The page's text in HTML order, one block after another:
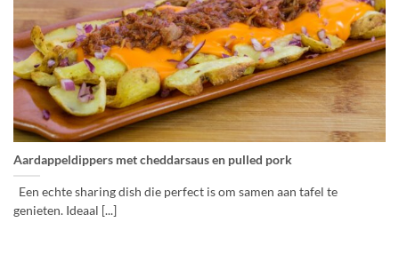
Aardappeldippers met cheddar­saus en pulled pork
Een echte sharing dish die perfect is om samen aan tafel te
genieten. Ideaal [...]